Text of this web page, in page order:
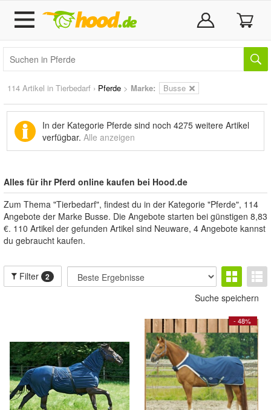
114 Artikel in Tierbedarf › Pferde > Marke: Busse
In der Kategorie Pferde sind noch 4275 weitere Artikel
verfügbar. Alle anzeigen
Alles für ihr Pferd online kaufen bei Hood.de
Zum Thema "Tierbedarf", findest du in der Kategorie "Pferde", 114
Angebote der Marke Busse. Die Angebote starten bei günstigen 8,83
€. 110 Artikel der gefunden Artikel sind Neuware, 4 Angebote kannst
du gebraucht kaufen.
Filter 2
Suche speichern
- 48%